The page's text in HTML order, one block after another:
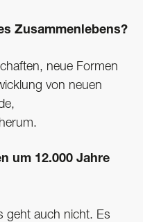
Zusammenlebens?
neue Formen
von neuen
um 12.000 Jahre
geht auch nicht. Es